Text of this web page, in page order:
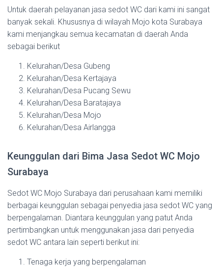
Untuk daerah pelayanan jasa sedot WC dari kami ini sangat
banyak sekali. Khususnya di wilayah Mojo kota Surabaya
kami menjangkau semua kecamatan di daerah Anda
sebagai berikut
Kelurahan/Desa Gubeng
Kelurahan/Desa Kertajaya
Kelurahan/Desa Pucang Sewu
Kelurahan/Desa Baratajaya
Kelurahan/Desa Mojo
Kelurahan/Desa Airlangga
Keunggulan dari Bima Jasa Sedot WC Mojo
Surabaya
Sedot WC Mojo Surabaya dari perusahaan kami memiliki
berbagai keunggulan sebagai penyedia jasa sedot WC yang
berpengalaman. Diantara keunggulan yang patut Anda
pertimbangkan untuk menggunakan jasa dari penyedia
sedot WC antara lain seperti berikut ini:
Tenaga kerja yang berpengalaman